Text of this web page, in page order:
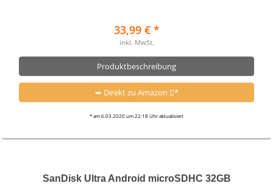
33,99 € *
inkl. MwSt.
Produktbeschreibung
➥ Direkt zu Amazon *
* am 6.03.2020 um 22:18 Uhr aktualisiert
SanDisk Ultra Android microSDHC 32GB